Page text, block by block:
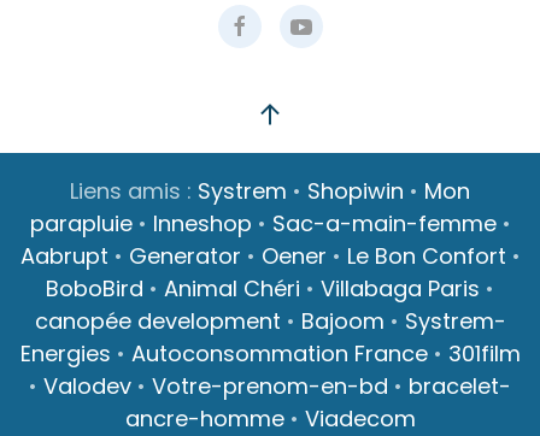
Liens amis : Systrem • Shopiwin • Mon
parapluie• Inneshop • Sac-a-main-femme•
Aabrupt • Generator • Oener • Le Bon Confort •
BoboBird • Animal Chéri • Villabaga Paris •
canopée development • Bajoom • Systrem-
Energies • Autoconsommation France• 301film
• Valodev • Votre-prenom-en-bd • bracelet-
ancre-homme• Viadecom